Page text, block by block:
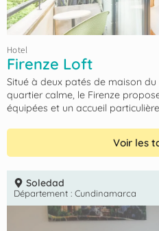
Hotel
Firenze Loft
Situé à deux patés de maison
quartier calme, le Firenze
équipées et un accueil
Voir les
Soledad
Département : Cundinamarca